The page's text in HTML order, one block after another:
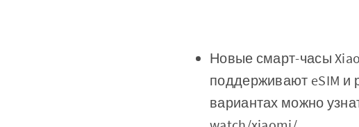
Новые смарт-часы
поддерживают eSIM и
вариантах можно